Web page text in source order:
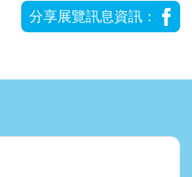
分享展覽訊息資訊：